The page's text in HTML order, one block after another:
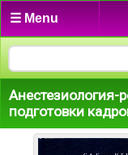
☰ Menu
Анестезиология-
подготовки